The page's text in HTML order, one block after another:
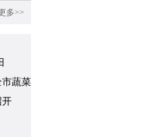
多>>
蔬菜
开